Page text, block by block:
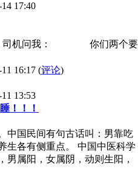
17:40
，司机问我： 你们两个要
16:17 (评论)
13:53
！！！
中国民间有句古话叫：男靠吃
生各有侧重点。 中国中医科学
男属阳，女属阴，动则生阳，